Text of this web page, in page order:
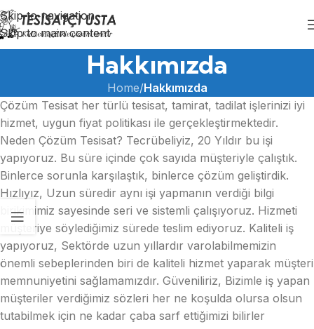
Skip to navigation
Skip to main content
Hakkımızda
Home/Hakkımızda
Çözüm Tesisat her türlü tesisat, tamirat, tadilat işlerinizi iyi
hizmet, uygun fiyat politikası ile gerçekleştirmektedir.
Neden Çözüm Tesisat? Tecrübeliyiz, 20 Yıldır bu işi
yapıyoruz. Bu süre içinde çok sayıda müşteriyle çalıştık.
Binlerce sorunla karşılaştık, binlerce çözüm geliştirdik.
Hızlıyız, Uzun süredir aynı işi yapmanın verdiği bilgi
birikimimiz sayesinde seri ve sistemli çalışıyoruz. Hizmeti
müşteriye söylediğimiz sürede teslim ediyoruz. Kaliteli iş
yapıyoruz, Sektörde uzun yıllardır varolabilmemizin
önemli sebeplerinden biri de kaliteli hizmet yaparak müşteri
memnuniyetini sağlamamızdır. Güveniliriz, Bizimle iş yapan
müşteriler verdiğimiz sözleri her ne koşulda olursa olsun
tutabilmek için ne kadar çaba sarf ettiğimizi bilirler